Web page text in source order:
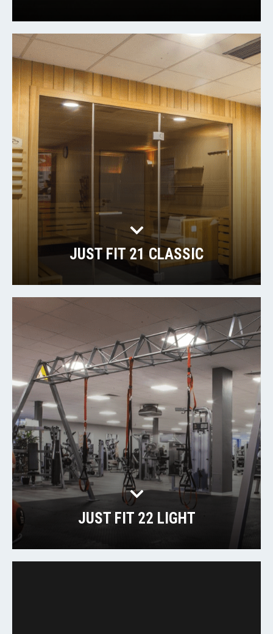
JUST FIT 21 CLASSIC
JUST FIT 22 LIGHT